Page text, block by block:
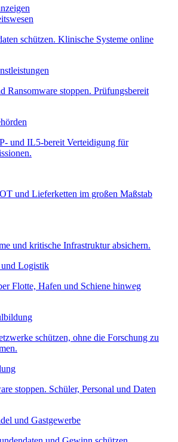
schützen. Klinische Systeme online
Ransomware stoppen. Prüfungsbereit
und IL5-bereit Verteidigung für
und Lieferketten im großen Maßstab
und kritische Infrastruktur absichern.
und Logistik
Flotte, Hafen und Schiene hinweg
schützen, ohne die Forschung zu
stoppen. Schüler, Personal und Daten
und Gastgewerbe